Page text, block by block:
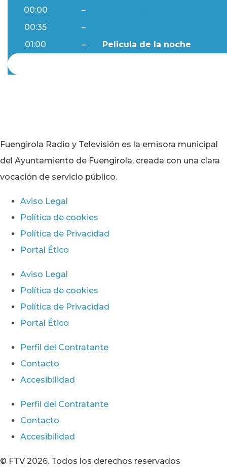
00:00 –
00:35
–
01:00
– Pelicula de la noche
Fuengirola Radio y Televisión es la emisora municipal
del Ayuntamiento de Fuengirola, creada con una clara
vocación de servicio público.
Aviso Legal
Política de cookies
Política de Privacidad
Portal Ético
Aviso Legal
Política de cookies
Política de Privacidad
Portal Ético
Perfil del Contratante
Contacto
Accesibilidad
Perfil del Contratante
Contacto
Accesibilidad
© FTV 2026. Todos los derechos reservados